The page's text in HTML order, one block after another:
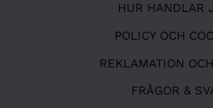
HUR HANDLAR
POLICY OCH
REKLAMATION
FRÅGOR &